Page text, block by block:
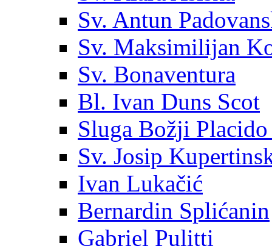
Sv. Antun
Sv. Maksimilijan
Sv. Bonaventura
Bl. Ivan Duns Scot
Sluga Božji Placido
Sv. Josip
Ivan Lukačić
Bernardin Splićanin
Gabriel Pulitti